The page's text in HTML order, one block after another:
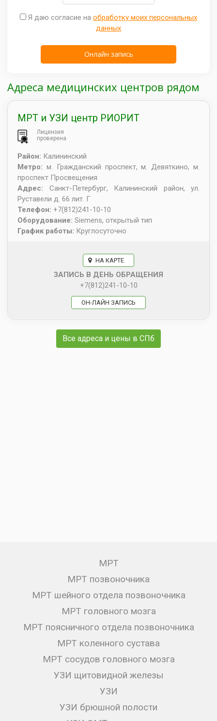
Я даю согласие на обработку моих персональных
данных
Адреса медицинских центров рядом
МРТ и УЗИ центр РИОРИТ
Лицензия
проверена
Район: Калининский
Метро: м. Гражданский проспект, м. Девяткино, м.
проспект Просвещения
Адрес: Санкт-Петербург, Калининский район, ул.
Руставели д. 66 лит. Г
Телефон: +7(812)241-10-10
Оборудование: Siemens, открытый тип
График работы: Круглосуточно
НА КАРТЕ
ЗАПИСЬ В ДЕНЬ ОБРАЩЕНИЯ
+7(812)241-10-10
ОН-ЛАЙН ЗАПИСЬ
Все адреса и цены в СПб
МРТ
МРТ позвоночника
МРТ шейного отдела позвоночника
МРТ головного мозга
МРТ поясничного отдела позвоночника
МРТ коленного сустава
МРТ сосудов головного мозга
УЗИ щитовидной железы
УЗИ
УЗИ брюшной полости